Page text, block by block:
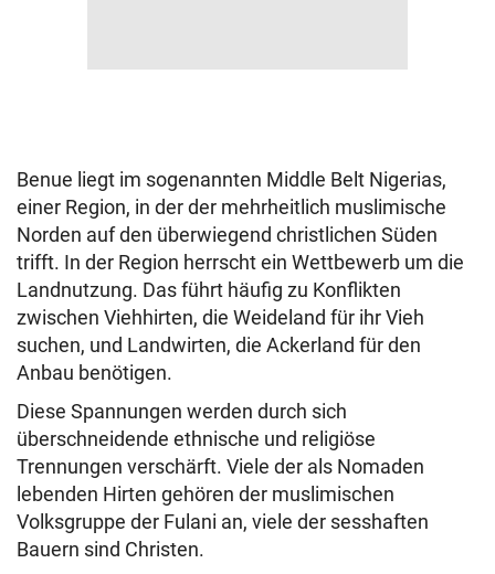
Benue liegt im sogenannten Middle Belt Nigerias,
einer Region, in der der mehrheitlich muslimische
Norden auf den überwiegend christlichen Süden
trifft. In der Region herrscht ein Wettbewerb um die
Landnutzung. Das führt häufig zu Konflikten
zwischen Viehhirten, die Weideland für ihr Vieh
suchen, und Landwirten, die Ackerland für den
Anbau benötigen.
Diese Spannungen werden durch sich
überschneidende ethnische und religiöse
Trennungen verschärft. Viele der als Nomaden
lebenden Hirten gehören der muslimischen
Volksgruppe der Fulani an, viele der sesshaften
Bauern sind Christen.